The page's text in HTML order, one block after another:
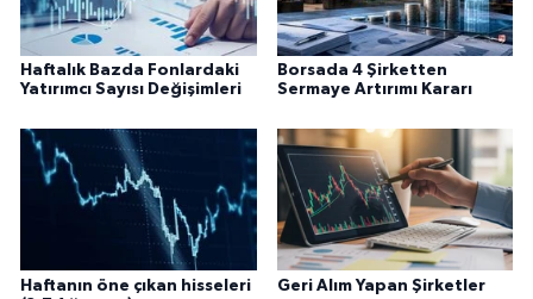
Haftalık Bazda Fonlardaki
Yatırımcı Sayısı Değişimleri
Borsada 4 Şirketten
Sermaye Artırımı Kararı
Haftanın öne çıkan hisseleri
Geri Alım Yapan Şirketler